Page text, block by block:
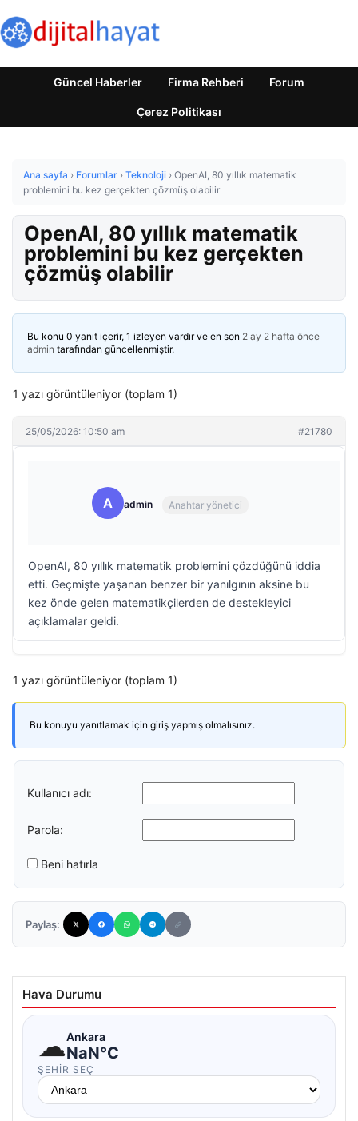
Güncel Haberler Firma Rehberi Forum
Çerez Politikası
Ana sayfa › Forumlar › Teknoloji › OpenAI, 80 yıllık matematik
problemini bu kez gerçekten çözmüş olabilir
OpenAI, 80 yıllık matematik
problemini bu kez gerçekten
çözmüş olabilir
Bu konu 0 yanıt içerir, 1 izleyen vardır ve en son 2 ay 2 hafta önce
admin tarafından güncellenmiştir.
1 yazı görüntüleniyor (toplam 1)
25/05/2026: 10:50 am #21780
A admin Anahtar yönetici
OpenAI, 80 yıllık matematik problemini çözdüğünü iddia
etti. Geçmişte yaşanan benzer bir yanılgının aksine bu
kez önde gelen matematikçilerden de destekleyici
açıklamalar geldi.
1 yazı görüntüleniyor (toplam 1)
Bu konuyu yanıtlamak için giriş yapmış olmalısınız.
Kullanıcı adı:
Parola:
Beni hatırla
Paylaş:
Hava Durumu
☁Ankara
NaN°C
ŞEHIR SEÇ